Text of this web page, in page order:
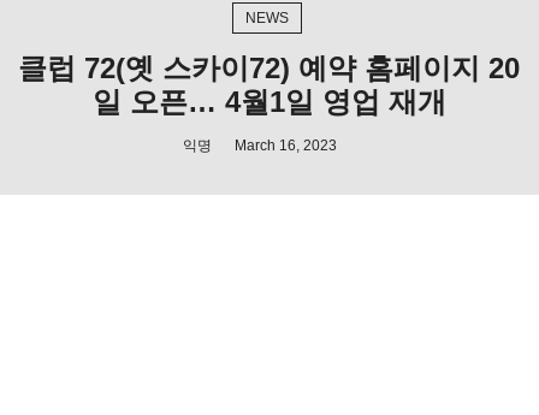
NEWS
클럽 72(옛 스카이72) 예약 홈페이지 20
일 오픈… 4월1일 영업 재개
익명 March 16, 2023